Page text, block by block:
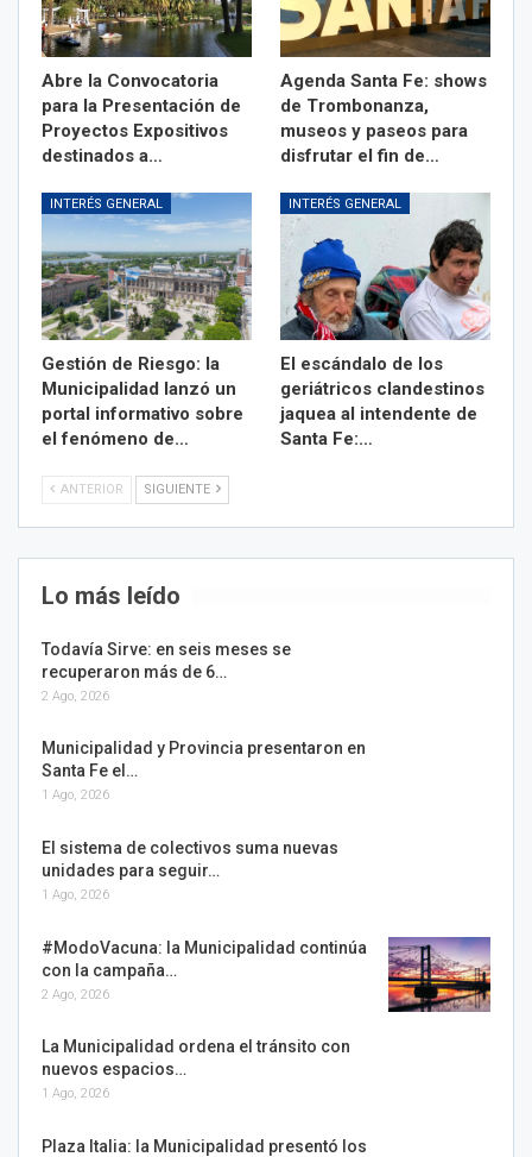
Abre la Convocatoria
para la Presentación de
Proyectos Expositivos
destinados a…
Agenda Santa Fe: shows
de Trombonanza,
museos y paseos para
disfrutar el fin de…
INTERÉS GENERAL
Gestión de Riesgo: la
Municipalidad lanzó un
portal informativo sobre
el fenómeno de…
INTERÉS GENERAL
El escándalo de los
geriátricos clandestinos
jaquea al intendente de
Santa Fe:…
ANTERIOR SIGUIENTE
Lo más leído
Todavía Sirve: en seis meses se
recuperaron más de 6…
2 Ago, 2026
Municipalidad y Provincia presentaron en
Santa Fe el…
1 Ago, 2026
El sistema de colectivos suma nuevas
unidades para seguir…
1 Ago, 2026
#ModoVacuna: la Municipalidad continúa
con la campaña…
2 Ago, 2026
La Municipalidad ordena el tránsito con
nuevos espacios…
1 Ago, 2026
Plaza Italia: la Municipalidad presentó los